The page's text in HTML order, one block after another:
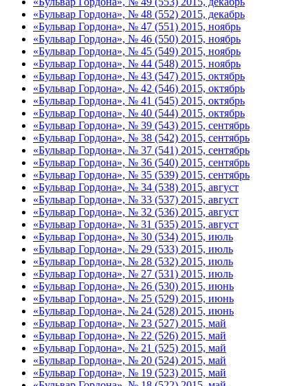
«Бульвар Гордона», № 48 (552) 2015, декабрь
«Бульвар Гордона», № 47 (551) 2015, ноябрь
«Бульвар Гордона», № 46 (550) 2015, ноябрь
«Бульвар Гордона», № 45 (549) 2015, ноябрь
«Бульвар Гордона», № 44 (548) 2015, ноябрь
«Бульвар Гордона», № 43 (547) 2015, октябрь
«Бульвар Гордона», № 42 (546) 2015, октябрь
«Бульвар Гордона», № 41 (545) 2015, октябрь
«Бульвар Гордона», № 40 (544) 2015, октябрь
«Бульвар Гордона», № 39 (543) 2015, сентябрь
«Бульвар Гордона», № 38 (542) 2015, сентябрь
«Бульвар Гордона», № 37 (541) 2015, сентябрь
«Бульвар Гордона», № 36 (540) 2015, сентябрь
«Бульвар Гордона», № 35 (539) 2015, сентябрь
«Бульвар Гордона», № 34 (538) 2015, август
«Бульвар Гордона», № 33 (537) 2015, август
«Бульвар Гордона», № 32 (536) 2015, август
«Бульвар Гордона», № 31 (535) 2015, август
«Бульвар Гордона», № 30 (534) 2015, июль
«Бульвар Гордона», № 29 (533) 2015, июль
«Бульвар Гордона», № 28 (532) 2015, июль
«Бульвар Гордона», № 27 (531) 2015, июль
«Бульвар Гордона», № 26 (530) 2015, июнь
«Бульвар Гордона», № 25 (529) 2015, июнь
«Бульвар Гордона», № 24 (528) 2015, июнь
«Бульвар Гордона», № 23 (527) 2015, май
«Бульвар Гордона», № 22 (526) 2015, май
«Бульвар Гордона», № 21 (525) 2015, май
«Бульвар Гордона», № 20 (524) 2015, май
«Бульвар Гордона», № 19 (523) 2015, май